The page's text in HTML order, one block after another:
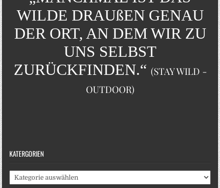
WILDE DRAUßEN GENAU
DER ORT, AN DEM WIR ZU
UNS SELBST
ZURÜCKFINDEN.“ (STAY WILD -
OUTDOOR)
KATERGORIEN
Katergorien